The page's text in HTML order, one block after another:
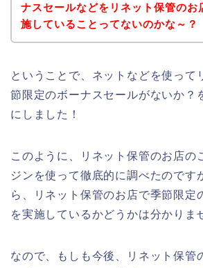
ナスセールなどをリネット保管のお
施していることってないのかな～？
ということで、ネットなどを使って
節限定のボーナスセールがないか？
にしました！
このように、リネット保管のお店の
ジンを使って徹底的に調べたのです
ら、リネット保管のお店で季節限定
を実施しているかどうかは分かりま
なので、もしも今後、リネット保管